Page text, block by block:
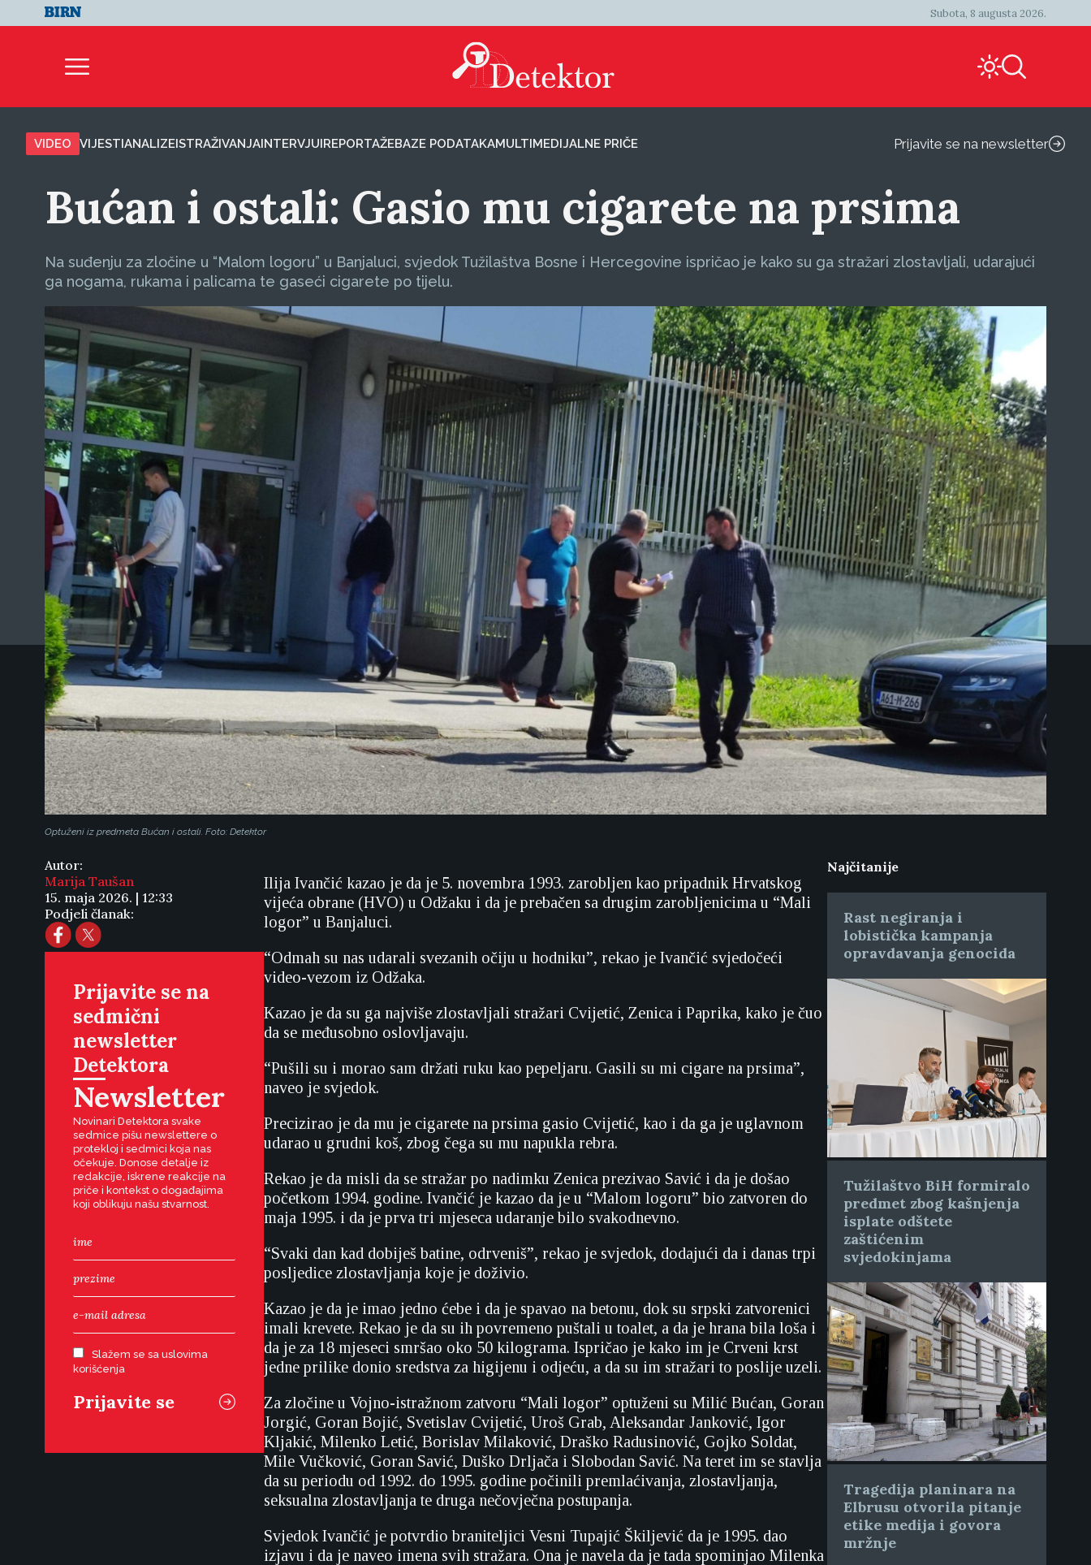
Subota, 8 augusta 2026.
VIDEO VIJESTIANALIZEISTRAŽIVANJAINTERVJUIREPORTAŽEBAZE PODATAKAMULTIMEDIJALNE PRIČE Prijavite se na newsletter
Bućan i ostali: Gasio mu cigarete na prsima
Na suđenju za zločine u “Malom logoru” u Banjaluci, svjedok Tužilaštva Bosne i Hercegovine ispričao je kako su ga stražari zlostavljali, udarajući
ga nogama, rukama i palicama te gaseći cigarete po tijelu.
Optuženi iz predmeta Bućan i ostali. Foto: Detektor
Autor:
Marija Taušan
15. maja 2026. | 12:33
Podjeli članak:
Prijavite se na
sedmični
newsletter
Detektora
Newsletter
Novinari Detektora svake
sedmice pišu newslettere o
protekloj i sedmici koja nas
očekuje. Donose detalje iz
redakcije, iskrene reakcije na
priče i kontekst o događajima
koji oblikuju našu stvarnost.
Slažem se sa uslovima
korišćenja
Ilija Ivančić kazao je da je 5. novembra 1993. zarobljen kao pripadnik Hrvatskog
vijeća obrane (HVO) u Odžaku i da je prebačen sa drugim zarobljenicima u “Mali
logor” u Banjaluci.
“Odmah su nas udarali svezanih očiju u hodniku”, rekao je Ivančić svjedočeći
video-vezom iz Odžaka.
Kazao je da su ga najviše zlostavljali stražari Cvijetić, Zenica i Paprika, kako je čuo
da se međusobno oslovljavaju.
“Pušili su i morao sam držati ruku kao pepeljaru. Gasili su mi cigare na prsima”,
naveo je svjedok.
Precizirao je da mu je cigarete na prsima gasio Cvijetić, kao i da ga je uglavnom
udarao u grudni koš, zbog čega su mu napukla rebra.
Rekao je da misli da se stražar po nadimku Zenica prezivao Savić i da je došao
početkom 1994. godine. Ivančić je kazao da je u “Malom logoru” bio zatvoren do
maja 1995. i da je prva tri mjeseca udaranje bilo svakodnevno.
“Svaki dan kad dobiješ batine, odrveniš”, rekao je svjedok, dodajući da i danas trpi
posljedice zlostavljanja koje je doživio.
Kazao je da je imao jedno ćebe i da je spavao na betonu, dok su srpski zatvorenici
imali krevete. Rekao je da su ih povremeno puštali u toalet, a da je hrana bila loša i
da je za 18 mjeseci smršao oko 50 kilograma. Ispričao je kako im je Crveni krst
jedne prilike donio sredstva za higijenu i odjeću, a da su im stražari to poslije uzeli.
Za zločine u Vojno-istražnom zatvoru “Mali logor” optuženi su Milić Bućan, Goran
Jorgić, Goran Bojić, Svetislav Cvijetić, Uroš Grab, Aleksandar Janković, Igor
Kljakić, Milenko Letić, Borislav Milaković, Draško Radusinović, Gojko Soldat,
Mile Vučković, Goran Savić, Duško Drljača i Slobodan Savić. Na teret im se stavlja
da su periodu od 1992. do 1995. godine počinili premlaćivanja, zlostavljanja,
seksualna zlostavljanja te druga nečovječna postupanja.
Svjedok Ivančić je potvrdio braniteljici Vesni Tupajić Škiljević da je 1995. dao
izjavu i da je naveo imena svih stražara. Ona je navela da je tada spominjao Milenka
Najčitanije
Rast negiranja i
lobistička kampanja
opravdavanja genocida
Tužilaštvo BiH formiralo
predmet zbog kašnjenja
isplate odštete
zaštićenim
svjedokinjama
Tragedija planinara na
Elbrusu otvorila pitanje
etike medija i govora
mržnje